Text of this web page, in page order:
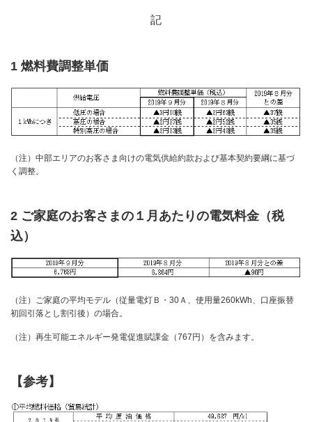
記
1 燃料費調整単価
（注）中部エリアのお客さま向けの電気供給約款および基本契約要綱に基づ
く調整。
2 ご家庭のお客さまの１月あたりの電気料金（税
込）
（注）ご家庭の平均モデル（従量電灯Ｂ・30Ａ、使用量260kWh、口座振替
初回引落とし割引後）の場合。
（注）再生可能エネルギー発電促進賦課金（767円）を含みます。
【参考】